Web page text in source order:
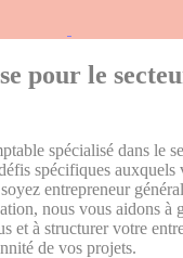
pour le
spécialisé dans le
spécifiques auxquels
entrepreneur
nous vous aidons à
et à structurer votre
de vos projets.